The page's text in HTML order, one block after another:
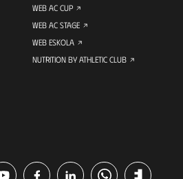
WEB AC CUP
WEB AC STAGE
WEB ESKOLA
NUTRITION BY ATHLETIC CLUB